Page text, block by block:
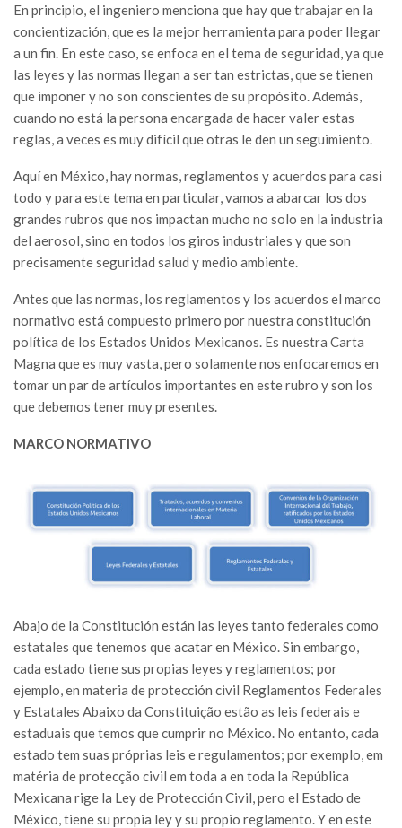
En principio, el ingeniero menciona que hay que trabajar en la
concientización, que es la mejor herramienta para poder llegar
a un fin. En este caso, se enfoca en el tema de seguridad, ya que
las leyes y las normas llegan a ser tan estrictas, que se tienen
que imponer y no son conscientes de su propósito. Además,
cuando no está la persona encargada de hacer valer estas
reglas, a veces es muy difícil que otras le den un seguimiento.
Aquí en México, hay normas, reglamentos y acuerdos para casi
todo y para este tema en particular, vamos a abarcar los dos
grandes rubros que nos impactan mucho no solo en la industria
del aerosol, sino en todos los giros industriales y que son
precisamente seguridad salud y medio ambiente.
Antes que las normas, los reglamentos y los acuerdos el marco
normativo está compuesto primero por nuestra constitución
política de los Estados Unidos Mexicanos. Es nuestra Carta
Magna que es muy vasta, pero solamente nos enfocaremos en
tomar un par de artículos importantes en este rubro y son los
que debemos tener muy presentes.
MARCO NORMATIVO
Abajo de la Constitución están las leyes tanto federales como
estatales que tenemos que acatar en México. Sin embargo,
cada estado tiene sus propias leyes y reglamentos; por
ejemplo, en materia de protección civil Reglamentos Federales
y Estatales Abaixo da Constituição estão as leis federais e
estaduais que temos que cumprir no México. No entanto, cada
estado tem suas próprias leis e regulamentos; por exemplo, em
matéria de protecção civil em toda a en toda la República
Mexicana rige la Ley de Protección Civil, pero el Estado de
México, tiene su propia ley y su propio reglamento. Y en este